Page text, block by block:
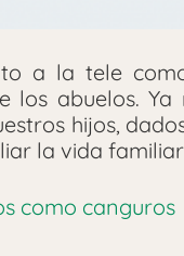
a la tele
los abuelos.
hijos,
la vida
como canguros